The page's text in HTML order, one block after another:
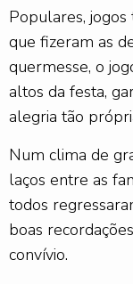
Populares, jogos
que fizeram as
quermesse, o
altos da festa,
alegria tão
Num clima de
laços entre as
todos
boas
convívio.